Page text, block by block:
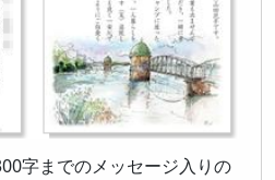
字までのメッセージ入りの